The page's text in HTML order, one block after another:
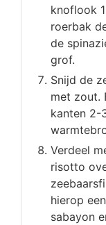
knoflook
roerbak
de
grof.
Snijd de
met zout.
kanten 2-
Verdeel
risotto
hierop
sabayon